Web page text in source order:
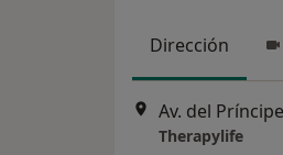
Dirección
Therapylife